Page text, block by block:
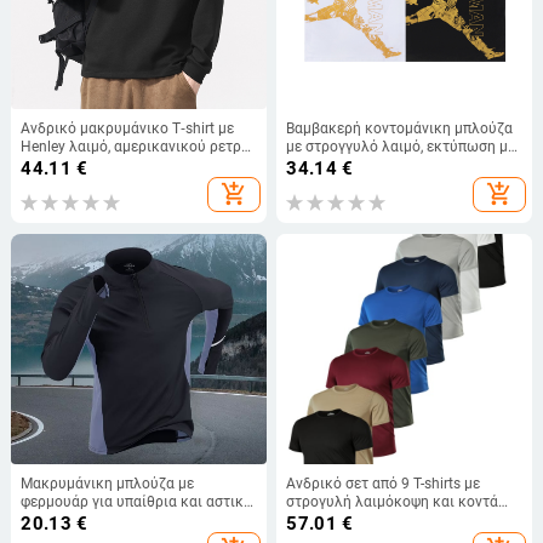
Ανδρικό μακρυμάνικο T‑shirt με
Henley λαιμό, αμερικανικού ρετρό
στυλ, χαλαρή γραμμή,
φθινοπωρινό 2025 ως βασικό
στρώμα
44.11 €
add_shopping_cart
Βαμβακερή κοντομάνικη μπλούζα
με στρογγυλό λαιμό, εκτύπωση με
γράμματα, ίσια γραμμή,
34.14€
add_shopping_cart
Μακρυμάνικη μπλούζα με
φερμουάρ για υπαίθρια και αστικά
αθλήματα — ιδανική για το
τρέξιμο, το μπάσκετ και την
20.13 €
Ανδρικό σετ από 9 T-shirts με
στρογυλή λαιμόκοψη και κοντά
μανίκια — αθλητικό-χαλαρό στυλ,
πολυεστέρας, χαλαρή εφαρμογή,
57.01 €